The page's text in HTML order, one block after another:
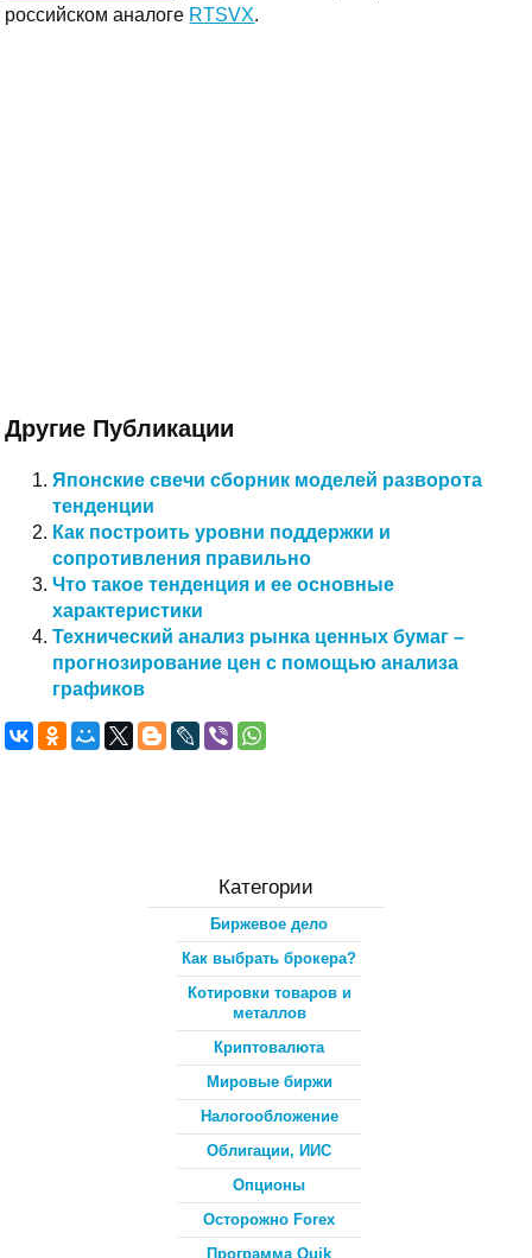
российском аналоге RTSVX.
Другие Публикации
Японские свечи сборник моделей разворота
тенденции
Как построить уровни поддержки и
сопротивления правильно
Что такое тенденция и ее основные
характеристики
Технический анализ рынка ценных бумаг –
прогнозирование цен с помощью анализа
графиков
Категории
Биржевое дело
Как выбрать брокера?
Котировки товаров и
металлов
Криптовалюта
Мировые биржи
Налогообложение
Облигации, ИИС
Опционы
Осторожно Forex
Программа Quik